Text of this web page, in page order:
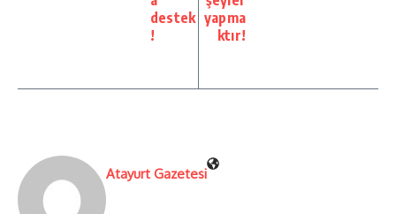
destek
!
yapma
ktır!
Atayurt Gazetesi